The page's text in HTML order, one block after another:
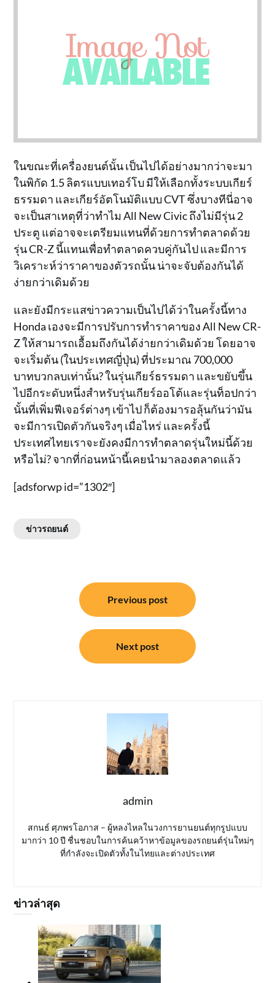
ในขณะที่เครื่องยนต์นั้น เป็นไปได้อย่างมากว่าจะมา
ในพิกัด 1.5 ลิตรแบบเทอร์โบ มีให้เลือกทั้งระบบเกียร์
ธรรมดา และเกียร์อัตโนมัติแบบ CVT ซึ่งบางทีนี่อาจ
จะเป็นสาเหตุที่ว่าทำไม All New Civic ถึงไม่มีรุ่น 2
ประตู แต่อาจจะเตรียมแทนที่ด้วยการทำตลาดด้วย
รุ่น CR-Z นี้แทนเพื่อทำตลาดควบคู่กันไป และมีการ
วิเคราะห์ว่าราคาของตัวรถนั้น น่าจะจับต้องกันได้
ง่ายกว่าเดิมด้วย
และยังมีกระแสข่าวความเป็นไปได้ว่าในครั้งนี้ทาง
Honda เองจะมีการปรับการทำราคาของ All New CR-
Z ให้สามารถเอื้อมถึงกันได้ง่ายกว่าเดิมด้วย โดยอาจ
จะเริ่มต้น (ในประเทศญี่ปุ่น) ที่ประมาณ 700,000
บาทบวกลบเท่านั้น? ในรุ่นเกียร์ธรรมดา และขยับขึ้น
ไปอีกระดับหนึ่งสำหรับรุ่นเกียร์ออโต้และรุ่นท็อปกว่า
นั้นที่เพิ่มฟีเจอร์ต่างๆ เข้าไป ก็ต้องมารอลุ้นกันว่ามัน
จะมีการเปิดตัวกันจริงๆ เมื่อไหร่ และครั้งนี้
ประเทศไทยเราจะยังคงมีการทำตลาดรุ่นใหม่นี้ด้วย
หรือไม่? จากที่ก่อนหน้านี้เคยนำมาลองตลาดแล้ว
[adsforwp id=”1302″]
ข่าวรถยนต์
Previous post
Next post
admin
สกนธ์ ศุภพรโอภาส – ผู้หลงไหลในวงการยานยนต์ทุกรูปแบบ
มากว่า 10 ปี ชื่นชอบในการค้นคว้าหาข้อมูลของรถยนต์รุ่นใหม่ๆ
ที่กำลังจะเปิดตัวทั้งในไทยและต่างประเทศ
ข่าวล่าสุด